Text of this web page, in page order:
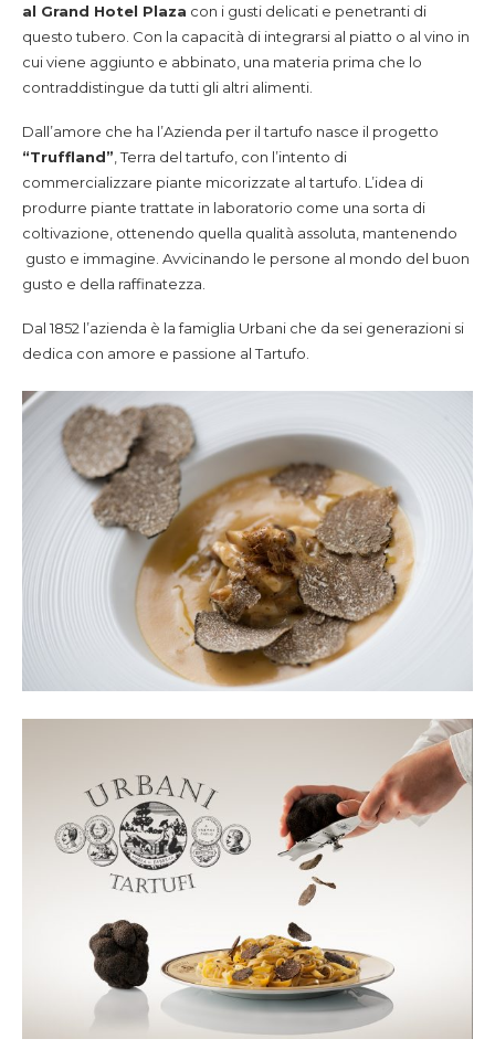
al Grand Hotel Plaza con i gusti delicati e penetranti di
questo tubero. Con la capacità di integrarsi al piatto o al vino in
cui viene aggiunto e abbinato, una materia prima che lo
contraddistingue da tutti gli altri alimenti.
Dall’amore che ha l’Azienda per il tartufo nasce il progetto
“Truffland” , Terra del tartufo, con l’intento di
commercializzare piante micorizzate al tartufo. L’idea di
produrre piante trattate in laboratorio come una sorta di
coltivazione, ottenendo quella qualità assoluta, mantenendo
gusto e immagine. Avvicinando le persone al mondo del buon
gusto e della raffinatezza.
Dal 1852 l’azienda è la famiglia Urbani che da sei generazioni si
dedica con amore e passione al Tartufo.